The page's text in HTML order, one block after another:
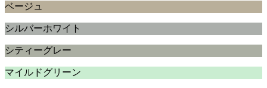
ベージュ
シルバーホワイト
シティーグレー
マイルドグリーン